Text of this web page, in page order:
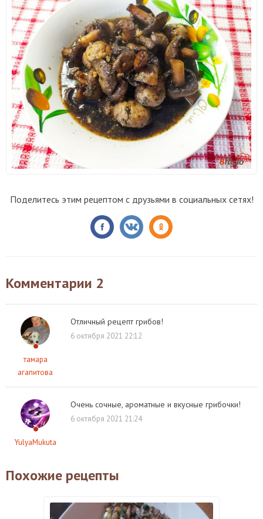
Поделитесь этим рецептом с друзьями в социальных сетях!
Комментарии 2
тамара
агапитова
Отличный рецепт грибов!
6 октября 2021 22:12
YulyaMukuta
Очень сочные, ароматные и вкусные грибочки!
6 октября 2021 21:24
Похожие рецепты